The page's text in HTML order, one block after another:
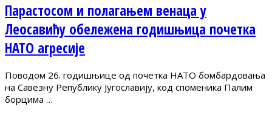
Парастосом и полагањем венаца у
Леосавићу обележена годишњица почетка
НАТО агресије
Поводом 26. годишњице од почетка НАТО бомбардовања
на Савезну Републику Југославију, код споменика Палим
борцима …